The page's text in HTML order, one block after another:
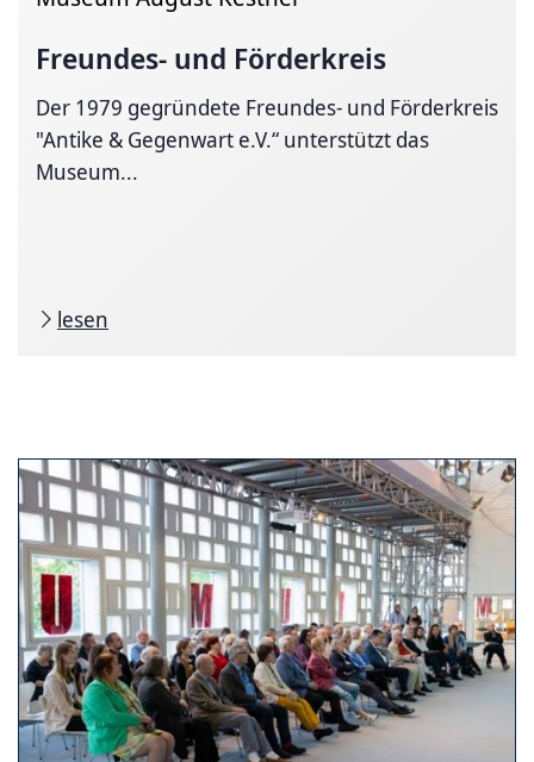
Freundes- und Förderkreis
Der 1979 gegründete Freundes- und Förderkreis
"Antike & Gegenwart e.V.“ unterstützt das
Museum...
lesen